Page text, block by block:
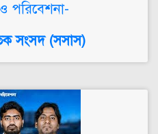
পরিবেশনা-
সংসদ (সসাস)